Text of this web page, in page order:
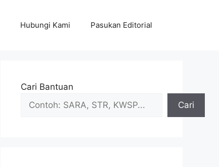
Hubungi Kami Pasukan Editorial
Cari Bantuan
Cari